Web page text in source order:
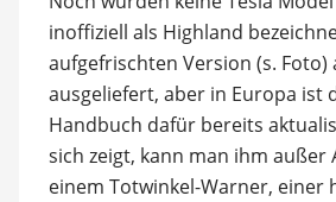
inoffiziell als Highland
aufgefrischten Version (s. Foto)
ausgeliefert, aber in Europa ist
Handbuch dafür bereits
sich zeigt, kann man ihm außer
einem Totwinkel-Warner, einer